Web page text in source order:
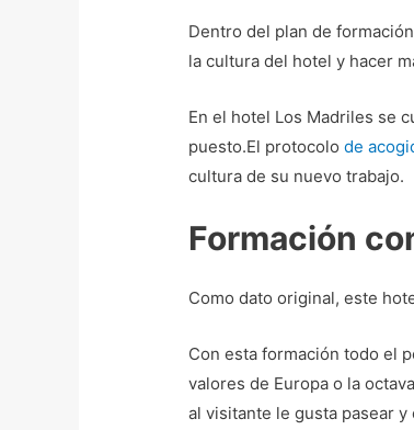
Dentro del plan de
la cultura del hotel y hacer
En el hotel Los Madriles se
puesto.El protocolode
cultura de su nuevo trabajo.
Formación
Como dato original, este
Con esta formación todo el
valores de Europa o la
al visitante le gusta pasear